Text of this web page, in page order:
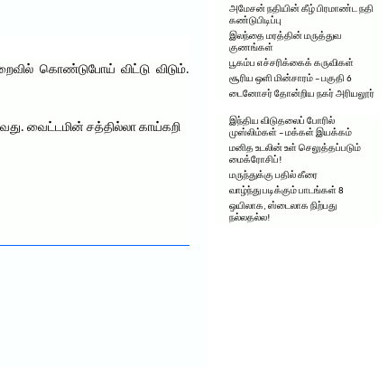
கொண்டுபோய் விட்டு விடும்.
வைட்டமின் சத்தில்லா காய்கறி
அமேசன் நதியின் கீழ் பிரமாண்ட நதி
கண்டுபிடிப்பு
இலந்தை மரத்தின் மருத்துவ
குணங்கள்
பூகம்ப எச்சரிக்கைக் கருவிகள்
சூரிய ஒளி மின்சாரம் – பகுதி 6
டைனோசர் தோன்றிய நகர் அரியலூர்
இந்திய விடுதலைப் போரில்
முஸ்லிம்கள் – மக்கள் இயக்கம்
மனித உடலின் உள் செலுத்தப்படும்
மைக்ரோசிப்!
மருந்துக்கு பதில் கீரை
வாழ்ந்து படிக்கும் பாடங்கள் 8
ஒயிலாக, ஸ்டைலாக நிற்பது
நல்லதல்ல!